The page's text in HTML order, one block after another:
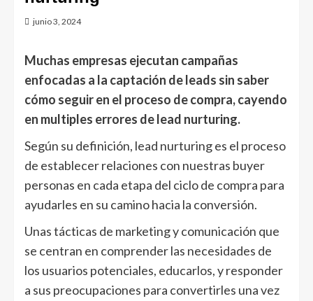
junio 3, 2024
Muchas empresas ejecutan campañas
enfocadas a la captación de leads sin saber
cómo seguir en el proceso de compra, cayendo
en multiples errores de lead nurturing.
Según su definición, lead nurturing es el proceso
de establecer relaciones con nuestras buyer
personas en cada etapa del ciclo de compra para
ayudarles en su camino hacia la conversión.
Unas tácticas de marketing y comunicación que
se centran en comprender las necesidades de
los usuarios potenciales, educarlos, y responder
a sus preocupaciones para convertirles una vez